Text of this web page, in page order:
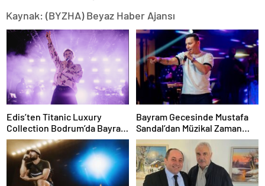
Kaynak: (BYZHA) Beyaz Haber Ajansı
Edis’ten Titanic Luxury
Collection Bodrum’da Bayram
Gecesine Damga Vuran
Performans
Bayram Gecesinde Mustafa
Sandal’dan Müzikal Zaman
Yolculuğu